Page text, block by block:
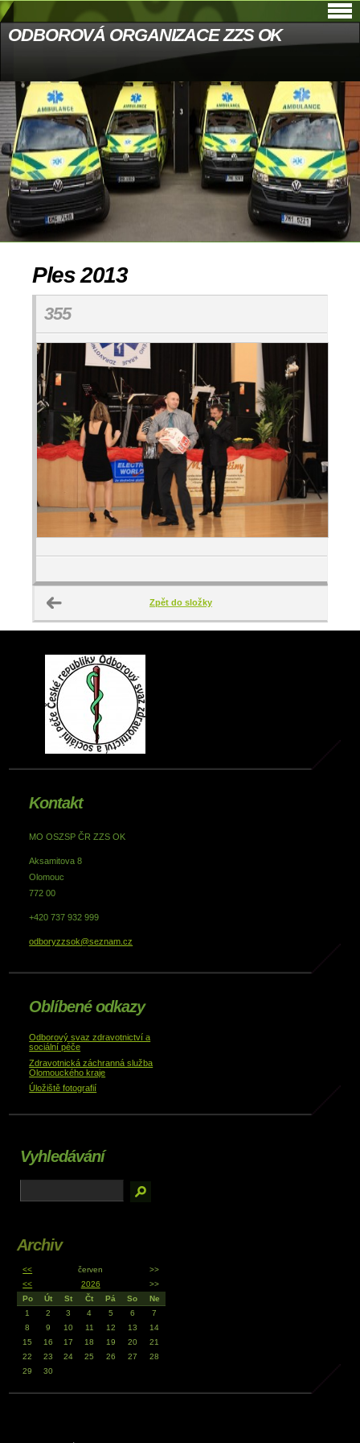
ODBOROVÁ ORGANIZACE ZZS OK
Ples 2013
355
Zpět do složky
Kontakt
MO OSZSP ČR ZZS OK
Aksamitova 8
Olomouc
772 00
+420 737 932 999
odboryzzsok@seznam.cz
Oblíbené odkazy
Odborový svaz zdravotnictví a
sociální péče
Zdravotnická záchranná služba
Olomouckého kraje
Úložiště fotografií
Vyhledávání
Archiv
<< červen
>>
<<
2026
>>
Po
Út St Čt Pá So
Ne
1
2 3 4 5 6
7
8
9 10 11 12 13
14
15
16 17 18 19 20
21
22
23 24 25 26 27
28
29
30